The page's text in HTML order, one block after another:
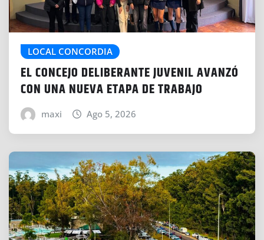
LOCAL CONCORDIA
EL CONCEJO DELIBERANTE JUVENIL AVANZÓ
CON UNA NUEVA ETAPA DE TRABAJO
maxi Ago 5, 2026